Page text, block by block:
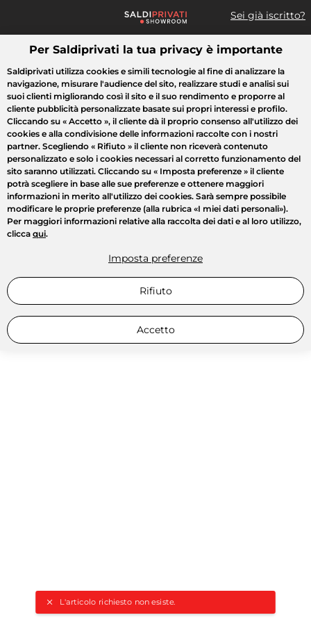
Sei già iscritto?
Cosa cerchi?
L'articolo richiesto non esiste.
Tutte le vendite Moda Casa Bellezza Elettrodomestici
Per Saldiprivati la tua privacy è importante
Saldiprivati utilizza cookies e simili tecnologie al fine di analizzare la
navigazione, misurare l'audience del sito, realizzare studi e analisi sui
suoi clienti migliorando così il sito e il suo rendimento e proporre al
cliente pubblicità personalizzate basate sui propri interessi e profilo.
Cliccando su « Accetto », il cliente dà il proprio consenso all'utilizzo dei
cookies e alla condivisione delle informazioni raccolte con i nostri
partner. Scegliendo « Rifiuto » il cliente non riceverà contenuto
personalizzato e solo i cookies necessari al corretto funzionamento del
sito saranno utilizzati. Cliccando su « Imposta preferenze » il cliente
potrà scegliere in base alle sue preferenze e ottenere maggiori
informazioni in merito all'utilizzo dei cookies. Sarà sempre possibile
modificare le proprie preferenze (alla rubrica «I miei dati personali»).
Per maggiori informazioni relative alla raccolta dei dati e al loro utilizzo,
clicca qui.
Imposta preferenze
Rifiuto
Accetto